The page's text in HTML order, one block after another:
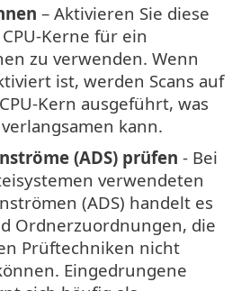
– Aktivieren Sie diese
Kerne für ein
zu verwenden. Wenn
ist, werden Scans auf
Kern ausgeführt, was
kann.
(ADS) prüfen - Bei
verwendeten
(ADS) handelt es
Ordnerzuordnungen, die
Prüftechniken nicht
Eingedrungene